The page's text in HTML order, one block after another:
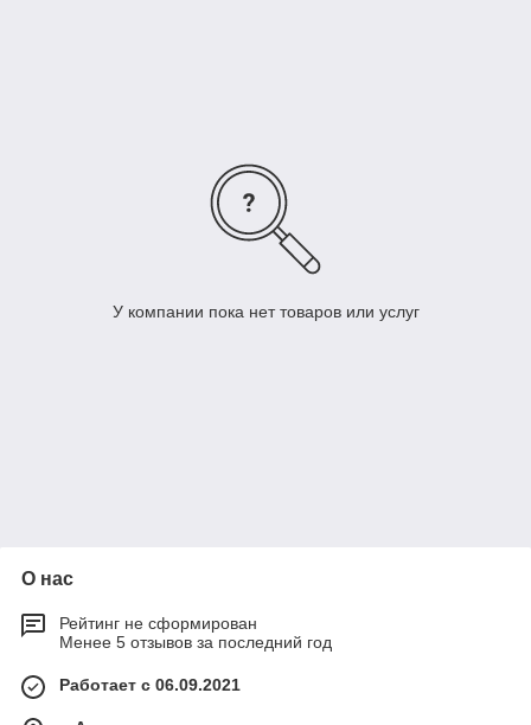
У компании пока нет товаров или услуг
О нас
Рейтинг не сформирован
Менее 5 отзывов за последний год
Работает с 06.09.2021